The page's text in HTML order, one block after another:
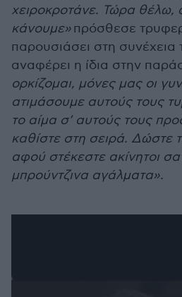
χειροκροτάνε. Τώρα θέλω,
κάνουμε»πρόσθεσε
παρουσιάσει στη συνέχεια
αναφέρει η ίδια στην
ορκίζομαι, μόνες μας οι
ατιμάσουμε αυτούς τους
το αίμα σ’ αυτούς τους
καθίστε στη σειρά. Δώστε
αφού στέκεστε ακίνητοι
μπρούντζινα αγάλματα».